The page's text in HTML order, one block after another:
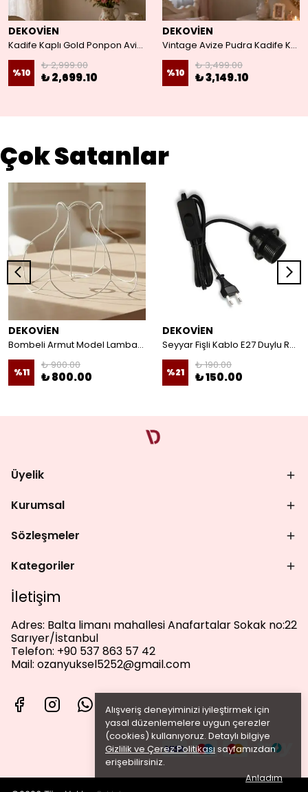
Alışveriş deneyiminizi iyileştirmek için
yasal düzenlemelere uygun çerezler
(cookies) kullanıyoruz. Detaylı bilgiye
Gizlilik ve Çerez Politikası sayfamızdan
erişebilirsiniz.
Anladım
DEKOVİEN
Kadife Kaplı Gold Ponpon Avize
%10
₺ 2,999.00
₺ 2,699.10
DEKOVİEN
Vintage Avize Pudra Kadife Kaplama İnci Askı
%10
₺ 3,499.00
₺ 3,149.10
Çok Satanlar
DEKOVİEN
Bombeli Armut Model Lambader Teli Galvaniz
%11
₺ 900.00
₺ 800.00
DEKOVİEN
Seyyar Fişli Kablo E27 Duylu Rondelalı Anahtarlı Kablo Arapuarlı Abajur Kablo
%21
₺ 190.00
₺ 150.00
Üyelik
Kurumsal
Sözleşmeler
Kategoriler
İletişim
Adres: Balta limanı mahallesi Anafartalar Sokak no:22
Sarıyer/İstanbul
Telefon: +90 537 863 57 42
Mail: ozanyuksel5252@gmail.com